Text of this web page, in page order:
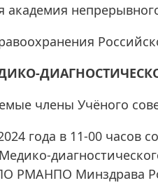
академия
члены Учёного
года в 11-00 часов
РМАНПО Минздрава